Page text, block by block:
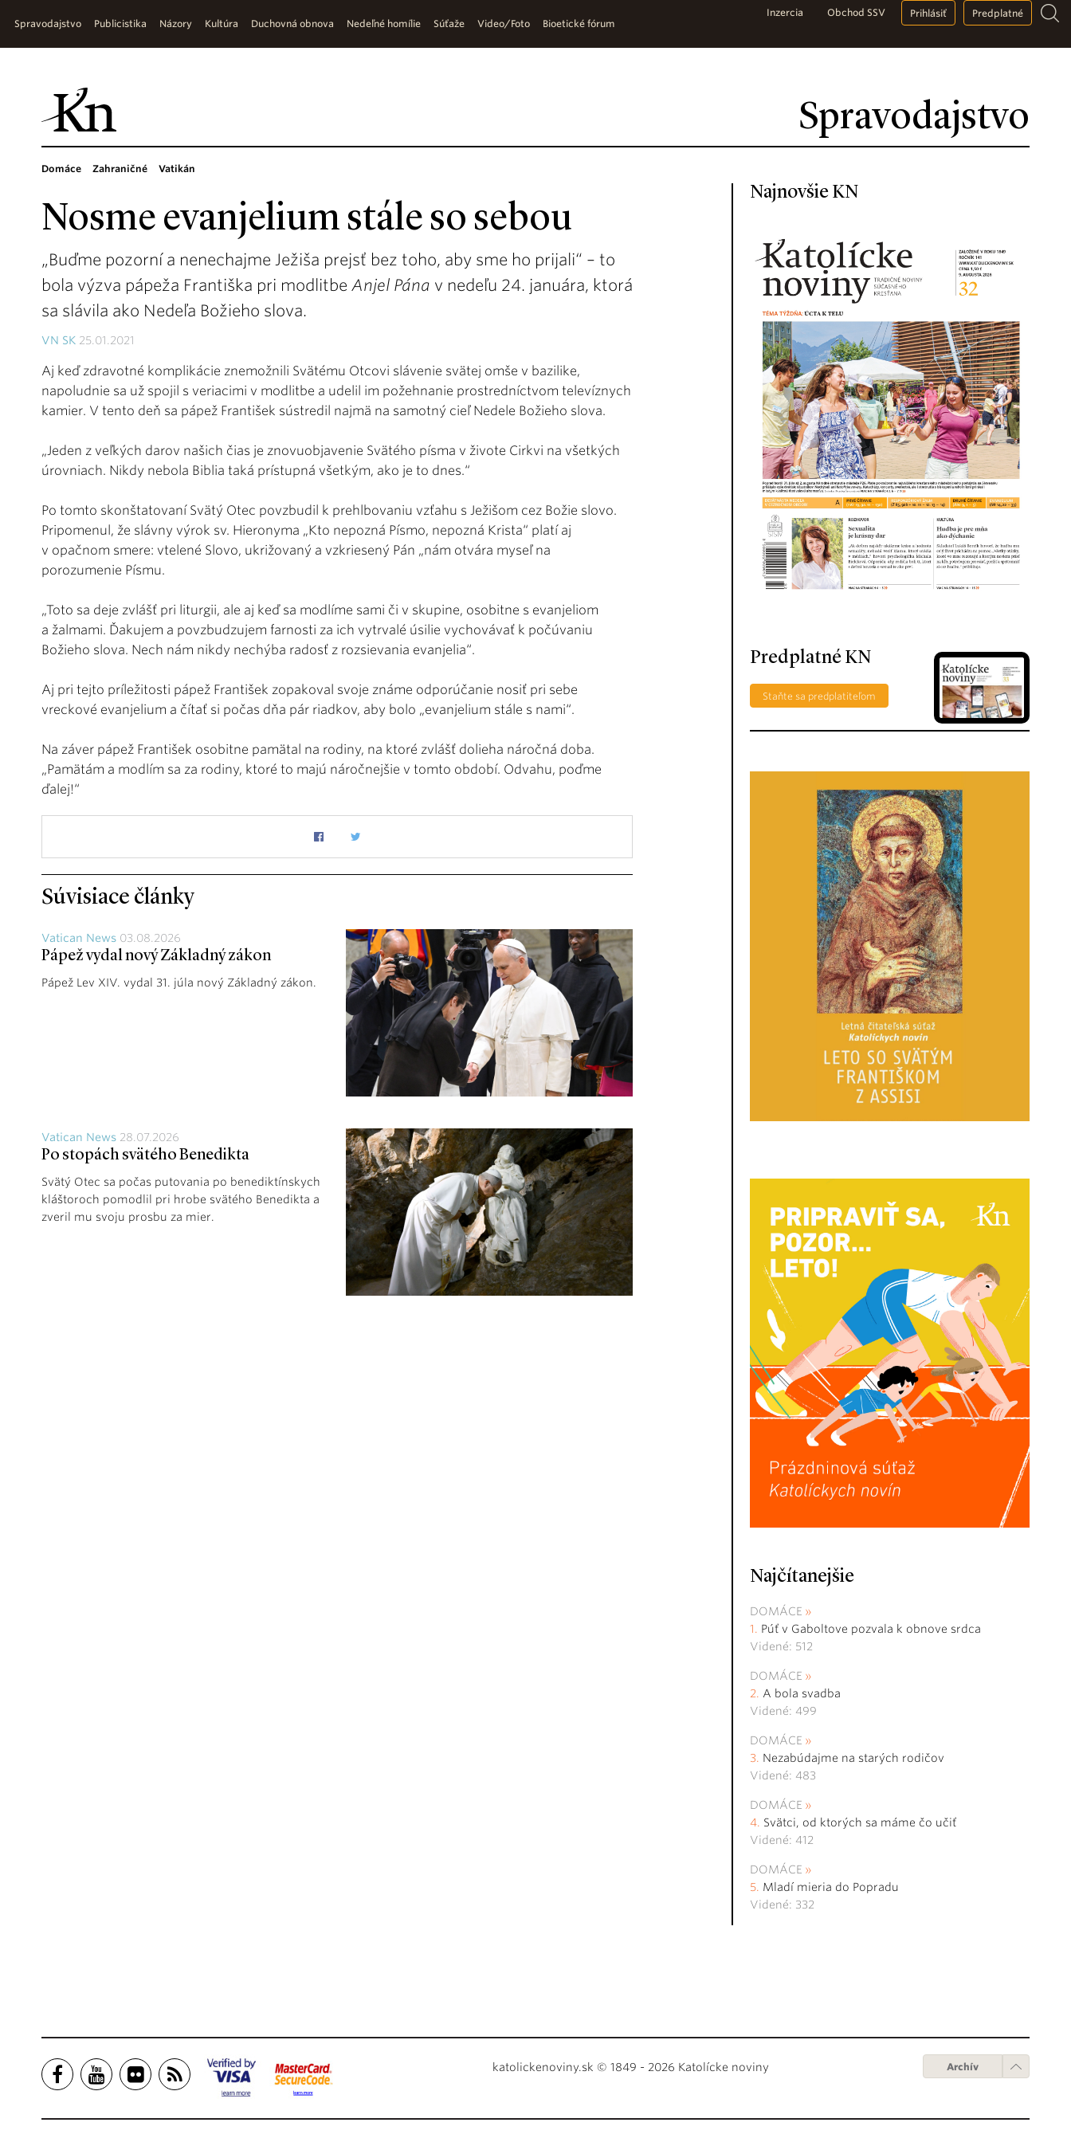
Spravodajstvo
Spravodajstvo Publicistika Názory Kultúra Duchovná obnova Nedeľné homílie Súťaže Video/Foto Bioetické fórum
Inzercia Obchod SSV Prihlásiť Predplatné
Domáce Zahraničné Vatikán
Nosme evanjelium stále so sebou
„Buďme pozorní a nenechajme Ježiša prejsť bez toho, aby sme ho prijali“ – to
bola výzva pápeža Františka pri modlitbe Anjel Pána v nedeľu 24. januára, ktorá
sa slávila ako Nedeľa Božieho slova.
VN SK 25.01.2021
Aj keď zdravotné komplikácie znemožnili Svätému Otcovi slávenie svätej omše v bazilike,
napoludnie sa už spojil s veriacimi v modlitbe a udelil im požehnanie prostredníctvom televíznych
kamier. V tento deň sa pápež František sústredil najmä na samotný cieľ Nedele Božieho slova.
„Jeden z veľkých darov našich čias je znovuobjavenie Svätého písma v živote Cirkvi na všetkých
úrovniach. Nikdy nebola Biblia taká prístupná všetkým, ako je to dnes.“
Po tomto skonštatovaní Svätý Otec povzbudil k prehlbovaniu vzťahu s Ježišom cez Božie slovo.
Pripomenul, že slávny výrok sv. Hieronyma „Kto nepozná Písmo, nepozná Krista“ platí aj
v opačnom smere: vtelené Slovo, ukrižovaný a vzkriesený Pán „nám otvára myseľ na
porozumenie Písmu.
„Toto sa deje zvlášť pri liturgii, ale aj keď sa modlíme sami či v skupine, osobitne s evanjeliom
a žalmami. Ďakujem a povzbudzujem farnosti za ich vytrvalé úsilie vychovávať k počúvaniu
Božieho slova. Nech nám nikdy nechýba radosť z rozsievania evanjelia“.
Aj pri tejto príležitosti pápež František zopakoval svoje známe odporúčanie nosiť pri sebe
vreckové evanjelium a čítať si počas dňa pár riadkov, aby bolo „evanjelium stále s nami“.
Na záver pápež František osobitne pamätal na rodiny, na ktoré zvlášť dolieha náročná doba.
„Pamätám a modlím sa za rodiny, ktoré to majú náročnejšie v tomto období. Odvahu, poďme
ďalej!“
Súvisiace články
Vatican News 03.08.2026
Pápež vydal nový Základný zákon
Pápež Lev XIV. vydal 31. júla nový Základný zákon.
Vatican News 28.07.2026
Po stopách svätého Benedikta
Svätý Otec sa počas putovania po benediktínskych
kláštoroch pomodlil pri hrobe svätého Benedikta a
zveril mu svoju prosbu za mier.
Najnovšie KN
Predplatné KN
Staňte sa predplatiteľom
Najčítanejšie
DOMÁCE
Púť v Gaboltove pozvala k obnove srdca
Videné: 512
DOMÁCE
A bola svadba
Videné: 499
DOMÁCE
Nezabúdajme na starých rodičov
Videné: 483
DOMÁCE
Svätci, od ktorých sa máme čo učiť
Videné: 412
DOMÁCE
Mladí mieria do Popradu
Videné: 332
katolickenoviny.sk © 1849 - 2026 Katolícke noviny Archív